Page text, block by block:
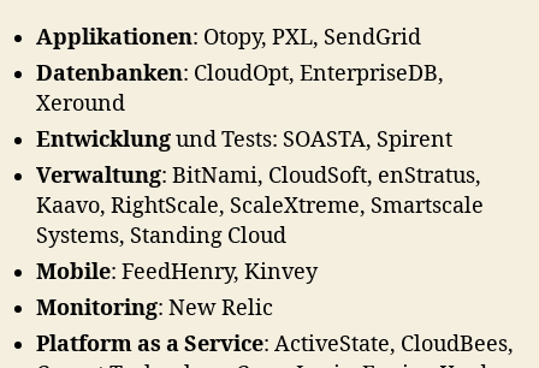
Applikationen: Otopy, PXL, SendGrid
Datenbanken: CloudOpt, EnterpriseDB,
Xeround
Entwicklungund Tests: SOASTA, Spirent
Verwaltung: BitNami, CloudSoft, enStratus,
Kaavo, RightScale, ScaleXtreme, Smartscale
Systems, Standing Cloud
Mobile: FeedHenry, Kinvey
Monitoring: New Relic
Platform as a Service: ActiveState, CloudBees,